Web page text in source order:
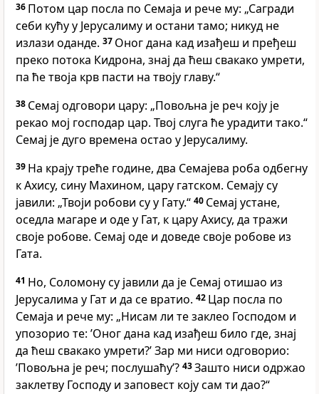
36 Потом цар посла по Семаја и рече му: „Сагради
себи кућу у Јерусалиму и остани тамо; никуд не
излази оданде. 37 Оног дана кад изађеш и пређеш
преко потока Кидрона, знај да ћеш свакако умрети,
па ће твоја крв пасти на твоју главу.“
38 Семај одговори цару: „Повољна је реч коју је
рекао мој господар цар. Твој слуга ће урадити тако.“
Семај је дуго времена остао у Јерусалиму.
39 На крају треће године, два Семајева роба одбегну
к Ахису, сину Махином, цару гатском. Семају су
јавили: „Твоји робови су у Гату.“ 40 Семај устане,
оседла магаре и оде у Гат, к цару Ахису, да тражи
своје робове. Семај оде и доведе своје робове из
Гата.
41 Но, Соломону су јавили да је Семај отишао из
Јерусалима у Гат и да се вратио. 42 Цар посла по
Семаја и рече му: „Нисам ли те заклео Господом и
упозорио те: ’Оног дана кад изађеш било где, знај
да ћеш свакако умрети?’ Зар ми ниси одговорио:
’Повољна је реч; послушаћу’? 43Зашто ниси одржао
заклетву Господу и заповест коју сам ти дао?“